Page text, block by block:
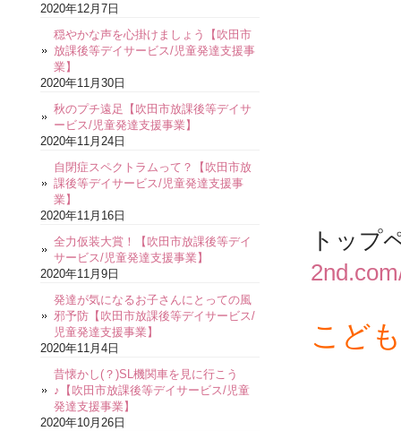
トップ
こど
2020年12月7日
穏やかな声を心掛けましょう【吹田市
放課後等デイサービス/児童発達支援事
業】
2020年11月30日
秋のプチ遠足【吹田市放課後等デイサ
ービス/児童発達支援事業】
2020年11月24日
自閉症スペクトラムって？【吹田市放
課後等デイサービス/児童発達支援事
業】
2020年11月16日
全力仮装大賞！【吹田市放課後等デイ
サービス/児童発達支援事業】
2020年11月9日
発達が気になるお子さんにとっての風
邪予防【吹田市放課後等デイサービス/
児童発達支援事業】
2020年11月4日
昔懐かし(？)SL機関車を見に行こう
♪【吹田市放課後等デイサービス/児童
発達支援事業】
2020年10月26日